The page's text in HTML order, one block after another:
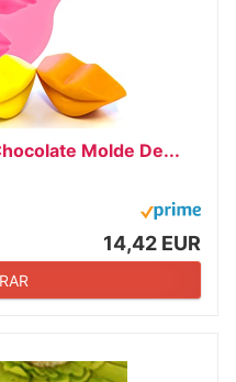
Molde De...
14,42 EUR